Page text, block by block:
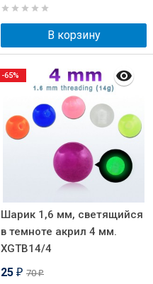
В корзину
Шарик 1,6 мм, светящийся
в темноте акрил 4 мм.
XGTB14/4
25 ₽ 70₽
-65%